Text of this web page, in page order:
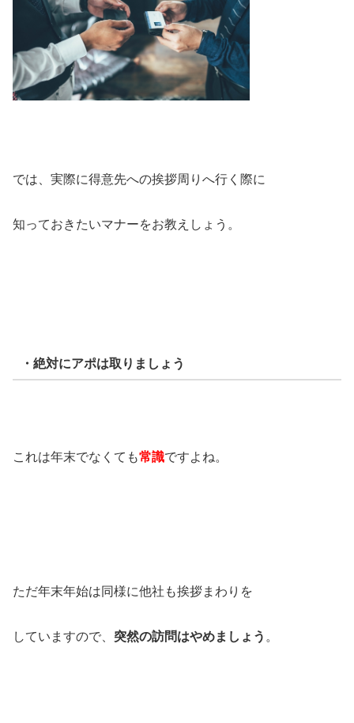
では、実際に得意先への挨拶周りへ行く際に
知っておきたいマナーをお教えしょう。
・絶対にアポは取りましょう
これは年末でなくても常識ですよね。
ただ年末年始は同様に他社も挨拶まわりを
していますので、 突然の訪問はやめましょう 。